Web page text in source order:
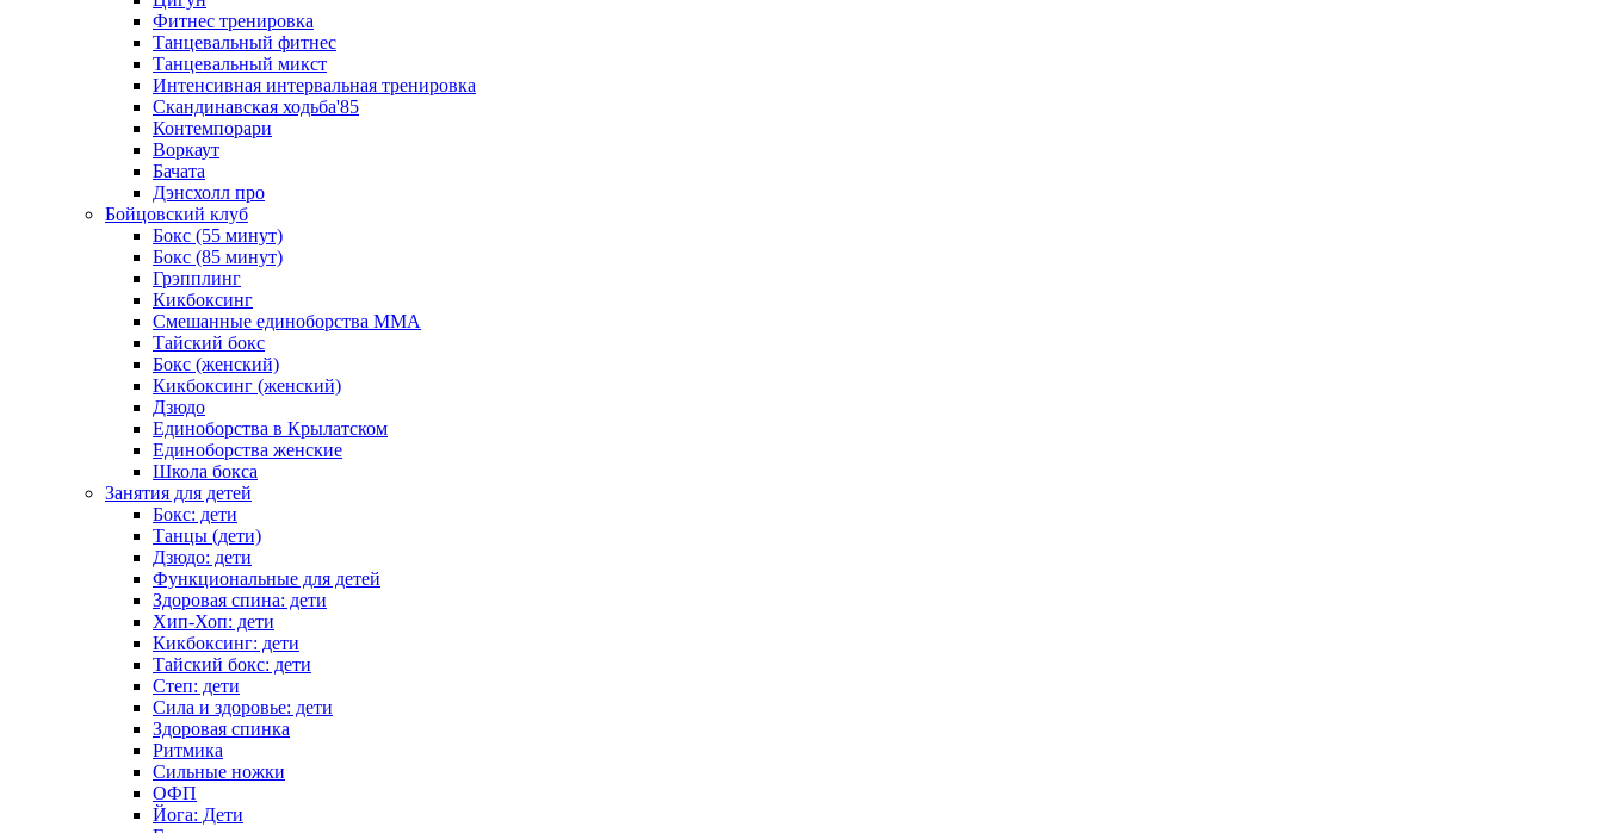
Фитнес тренировка
Танцевальный фитнес
Танцевальный микст
Интенсивная интервальная тренировка
Скандинавская ходьба'85
Контемпорари
Воркаут
Бачата
Дэнсхолл про
Бойцовский клуб
Бокс (55 минут)
Бокс (85 минут)
Грэпплинг
Кикбоксинг
Смешанные единоборства ММА
Тайский бокс
Бокс (женский)
Кикбоксинг (женский)
Дзюдо
Единоборства в Крылатском
Единоборства женские
Школа бокса
Занятия для детей
Бокс: дети
Танцы (дети)
Дзюдо: дети
Функциональные для детей
Здоровая спина: дети
Хип-Хоп: дети
Кикбоксинг: дети
Тайский бокс: дети
Степ: дети
Сила и здоровье: дети
Здоровая спинка
Ритмика
Сильные ножки
ОФП
Йога: Дети